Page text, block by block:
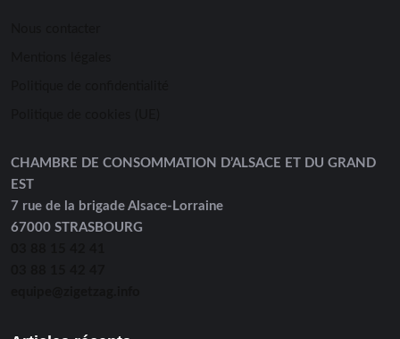
CHAMBRE DE CONSOMMATION D’ALSACE ET DU GRAND
EST
7 rue de la brigade Alsace-Lorraine
67000 STRASBOURG